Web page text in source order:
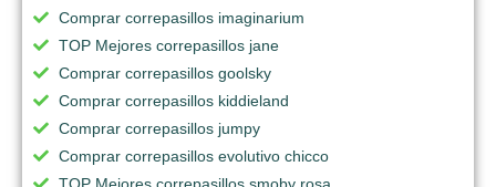
Comprar correpasillos imaginarium
TOP Mejores correpasillos jane
Comprar correpasillos goolsky
Comprar correpasillos kiddieland
Comprar correpasillos jumpy
Comprar correpasillos evolutivo chicco
TOP Mejores correpasillos smoby rosa